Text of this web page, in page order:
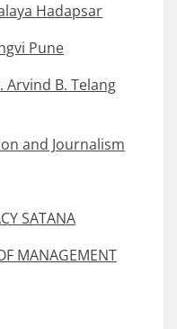
Hadapsar
Pune
Arvind B. Telang
and Journalism
SATANA
MANAGEMENT